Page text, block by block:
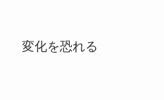
変化を恐れる